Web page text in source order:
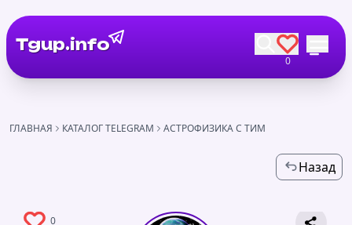
Tgup.info
0
ГЛАВНАЯ КАТАЛОГ TELEGRAM АСТРОФИЗИКА С ТИМ
Назад
0